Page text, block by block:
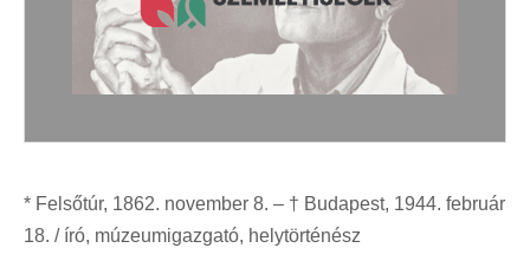
* Felsőtúr, 1862. november 8. – † Budapest, 1944. február
18. / író, múzeumigazgató, helytörténész